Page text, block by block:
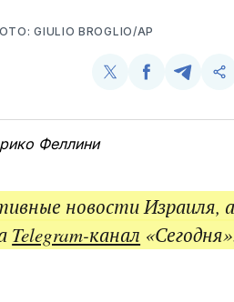
GIULIO BROGLIO/AP
Поделиться
Twitter
Поделиться
Facebook
Феллини
новости Израиля,
Telegram-канал